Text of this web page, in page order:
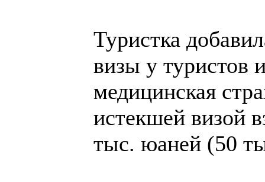
Туристка
визы у туристов
медицинская
истекшей визой
тыс. юаней (50